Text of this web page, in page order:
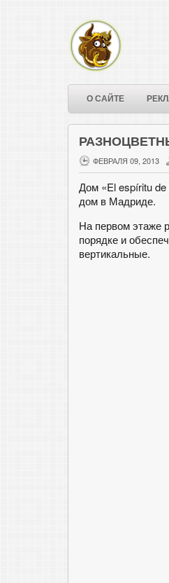
О САЙТЕ
ФЕВРАЛЯ 09, 2013
Дом «El espíritu
дом в Мадриде.
На первом этаже
порядке и
вертикальные.